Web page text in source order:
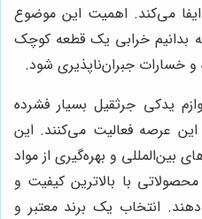
می‌کند. اهمیت این موضوع
خرابی یک قطعه کوچک
و خسارات جبران‌ناپذیری شود.
یدکی جرثقیل بسیار فشرده
عرصه فعالیت می‌کنند. این
بین‌المللی و بهره‌گیری از مواد
با بالاترین کیفیت و
انتخاب یک برند معتبر و